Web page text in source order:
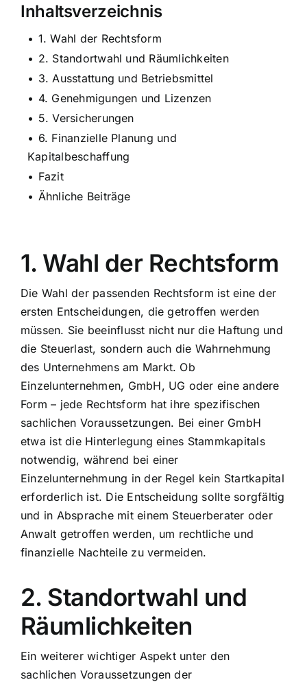
Inhaltsverzeichnis
1. Wahl der Rechtsform
2. Standortwahl und Räumlichkeiten
3. Ausstattung und Betriebsmittel
4. Genehmigungen und Lizenzen
5. Versicherungen
6. Finanzielle Planung und
Kapitalbeschaffung
Fazit
Ähnliche Beiträge
1. Wahl der Rechtsform
Die Wahl der passenden Rechtsform ist eine der
ersten Entscheidungen, die getroffen werden
müssen. Sie beeinflusst nicht nur die Haftung und
die Steuerlast, sondern auch die Wahrnehmung
des Unternehmens am Markt. Ob
Einzelunternehmen, GmbH, UG oder eine andere
Form – jede Rechtsform hat ihre spezifischen
sachlichen Voraussetzungen. Bei einer GmbH
etwa ist die Hinterlegung eines Stammkapitals
notwendig, während bei einer
Einzelunternehmung in der Regel kein Startkapital
erforderlich ist. Die Entscheidung sollte sorgfältig
und in Absprache mit einem Steuerberater oder
Anwalt getroffen werden, um rechtliche und
finanzielle Nachteile zu vermeiden.
2. Standortwahl und
Räumlichkeiten
Ein weiterer wichtiger Aspekt unter den
sachlichen Voraussetzungen der